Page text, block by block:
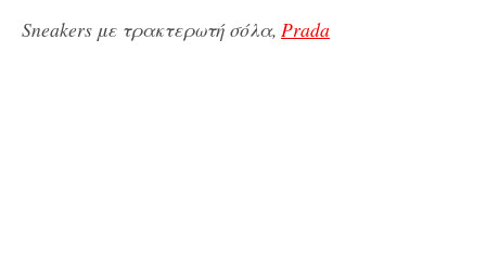
Sneakers με τρακτερωτή σόλα, Prada